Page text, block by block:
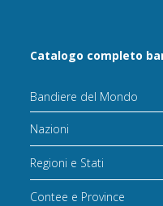
Catalogo completo
Bandiere del Mondo
Nazioni
Regioni e Stati
Contee e Province